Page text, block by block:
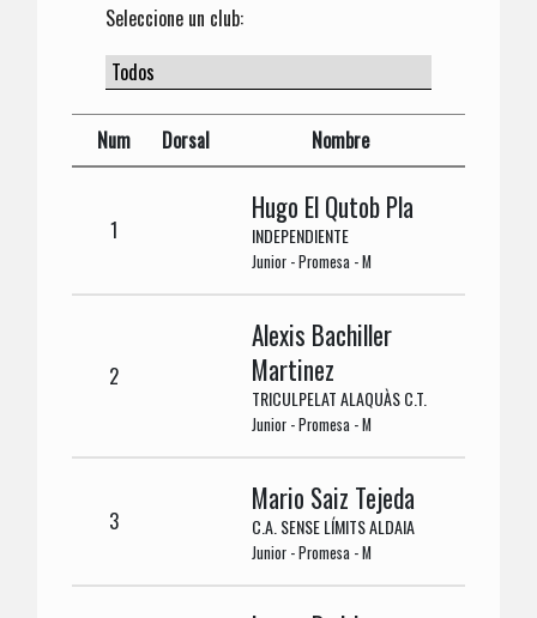
Seleccione un club:
Num Dorsal Nombre
1
Hugo El Qutob Pla
INDEPENDIENTE
Junior - Promesa - M
2
Alexis Bachiller
Martinez
TRICULPELAT ALAQUÀS C.T.
Junior - Promesa - M
3
Mario Saiz Tejeda
C.A. SENSE LÍMITS ALDAIA
Junior - Promesa - M